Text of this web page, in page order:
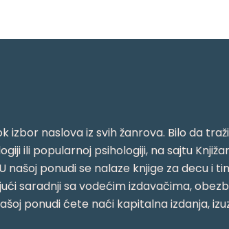
izbor naslova iz svih žanrova. Bilo da
ili popularnoj psihologiji, na sajtu
ponudi se nalaze knjige za decu i
saradnji sa vodećim izdavačima,
ponudi ćete naći kapitalna izdanja,